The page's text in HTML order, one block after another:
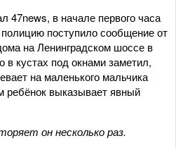
47news, в начале первого часа
поступило сообщение от
на Ленинградском шоссе в
в кустах под окнами заметил,
на маленького мальчика
ребёнок выказывает явный
он несколько раз.